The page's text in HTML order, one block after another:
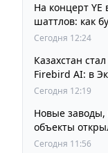
На концерт YE
шаттлов: как
перекрытия
Сегодня 12:24
Казахстан
Firebird AI: в
Сегодня 12:19
Новые
объекты
Сегодня 11:56